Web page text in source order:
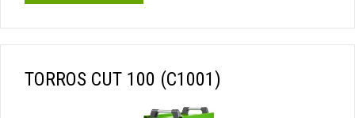
TORROS CUT 100 (C1001)